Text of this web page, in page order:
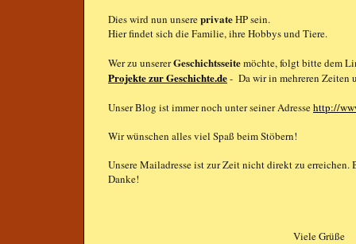
Dies wird nun unsereprivateHP sein.
Hier findet sich die Familie, ihre Hobbys und Tiere.
Wer zu unsererGeschichtsseitemöchte, folgt bitte dem
Projekte zur Geschichte.de- Da wir in mehreren Zeiten
Unser Blog ist immer noch unter seiner Adressehttp://
Wir wünschen alles viel Spaß beim Stöbern!
Unsere Mailadresse ist zur Zeit nicht direkt zu
Danke!
Viele Grüße